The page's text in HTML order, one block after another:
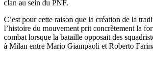
clan au sein du PNF.
C’est pour cette raison que la création de la
l’histoire du mouvement prit concrètement la
combat lorsque la bataille opposait des
à Milan entre Mario Giampaoli et Roberto